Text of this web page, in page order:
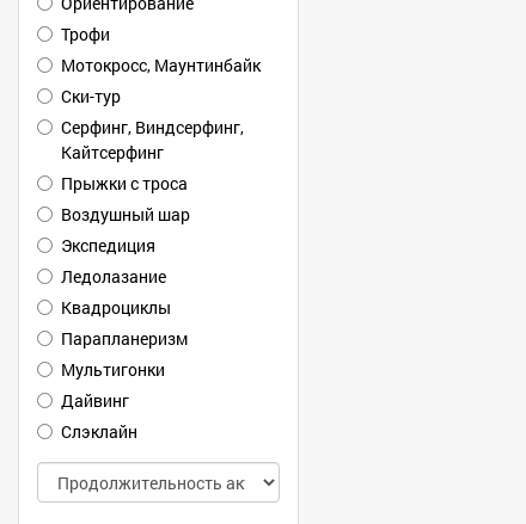
Трофи
Мотокросс, Маунтинбайк
Ски-тур
Серфинг, Виндсерфинг,
Кайтсерфинг
Прыжки с троса
Воздушный шар
Экспедиция
Ледолазание
Квадроциклы
Парапланеризм
Мультигонки
Дайвинг
Слэклайн